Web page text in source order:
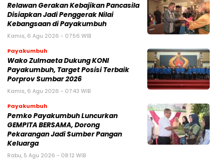
Relawan Gerakan Kebajikan Pancasila
Disiapkan Jadi Penggerak Nilai
Kebangsaan di Payakumbuh
Kamis, 6 Agu 2026 - 07:56 WIB
Payakumbuh
Wako Zulmaeta Dukung KONI
Payakumbuh, Target Posisi Terbaik
Porprov Sumbar 2026
Kamis, 6 Agu 2026 - 07:43 WIB
Payakumbuh
Pemko Payakumbuh Luncurkan
GEMPITA BERSAMA, Dorong
Pekarangan Jadi Sumber Pangan
Keluarga
Rabu, 5 Agu 2026 - 08:12 WIB